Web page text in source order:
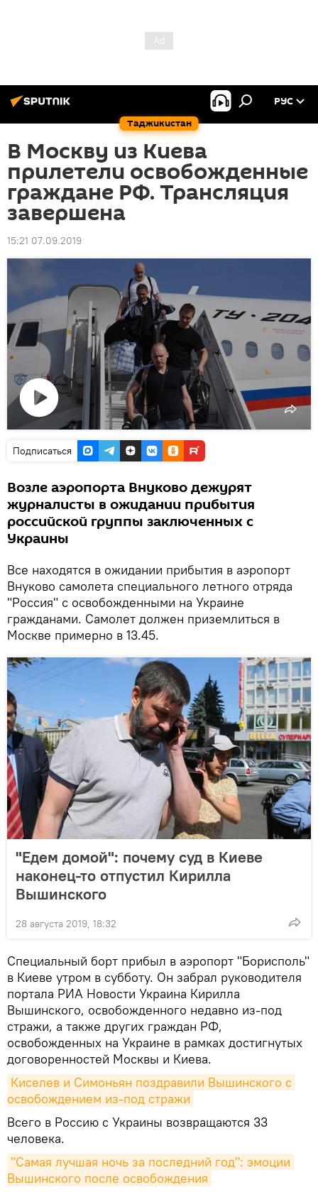
Таджикистан
РУС
В Москву из Киева
прилетели освобожденные
граждане РФ. Трансляция
завершена
15:21 07.09.2019
Воспроизвести
Подписаться
Возле аэропорта Внуково дежурят
журналисты в ожидании прибытия
российской группы заключенных с
Украины
Все находятся в ожидании прибытия в аэропорт
Внуково самолета специального летного отряда
"Россия" с освобожденными на Украине
гражданами. Самолет должен приземлиться в
Москве примерно в 13.45.
"Едем домой": почему суд в Киеве
наконец-то отпустил Кирилла
Вышинского
28 августа 2019, 18:32
Специальный борт прибыл в аэропорт "Борисполь"
в Киеве утром в субботу. Он забрал руководителя
портала РИА Новости Украина Кирилла
Вышинского, освобожденного недавно из-под
стражи, а также других граждан РФ,
освобожденных на Украине в рамках достигнутых
договоренностей Москвы и Киева.
Киселев и Симоньян поздравили Вышинского с
освобождением из-под стражи
Всего в Россию с Украины возвращаются 33
человека.
"Самая лучшая ночь за последний год": эмоции
Вышинского после освобождения